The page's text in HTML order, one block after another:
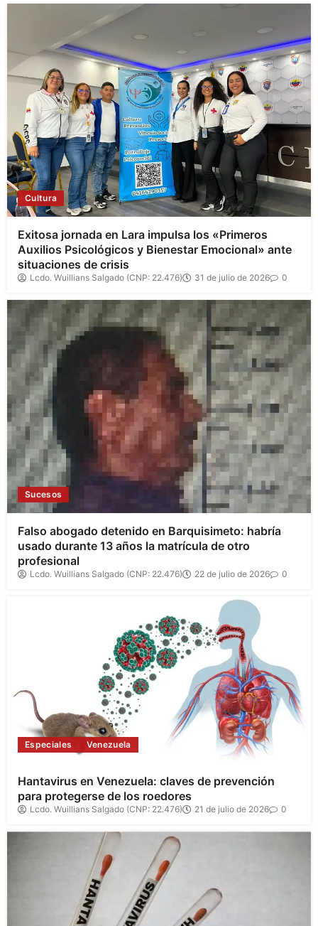
Cultura
Exitosa jornada en Lara impulsa los «Primeros
Auxilios Psicológicos y Bienestar Emocional» ante
situaciones de crisis
Lcdo. Wuillians Salgado (CNP: 22.476) 31 de julio de 2026 0
Sucesos
Falso abogado detenido en Barquisimeto: habría
usado durante 13 años la matrícula de otro
profesional
Lcdo. Wuillians Salgado (CNP: 22.476) 22 de julio de 2026 0
Especiales Venezuela
Hantavirus en Venezuela: claves de prevención
para protegerse de los roedores
Lcdo. Wuillians Salgado (CNP: 22.476) 21 de julio de 2026 0